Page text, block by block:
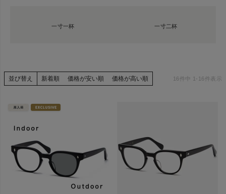
一寸一杯 一寸二杯
並び替え 新着順 価格が安い順 価格が高い順 16 件中 1 - 16 件表示